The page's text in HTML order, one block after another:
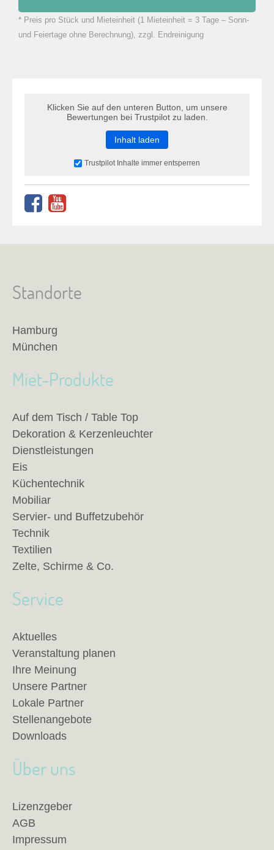
zu Warenkorb hinzugefügt.
* Preis pro Stück und Mieteinheit (1 Mieteinheit = 3 Tage – Sonn-
und Feiertage ohne Berechnung), zzgl. Endreinigung
Klicken Sie auf den unteren Button, um unsere
Bewertungen bei Trustpilot zu laden.
Inhalt laden
Trustpilot Inhalte immer entsperren
Standorte
Hamburg
München
Miet-Produkte
Auf dem Tisch / Table Top
Dekoration & Kerzenleuchter
Dienstleistungen
Eis
Küchentechnik
Mobiliar
Servier- und Buffetzubehör
Technik
Textilien
Zelte, Schirme & Co.
Service
Aktuelles
Veranstaltung planen
Ihre Meinung
Unsere Partner
Lokale Partner
Stellenangebote
Downloads
Über uns
Lizenzgeber
AGB
Impressum